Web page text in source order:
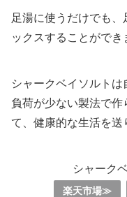
足湯に使うだけでも
ックスすることができ
シャークベイソルト
負荷が少ない製法で
て、健康的な生活を送
シャーク
楽天市場≫